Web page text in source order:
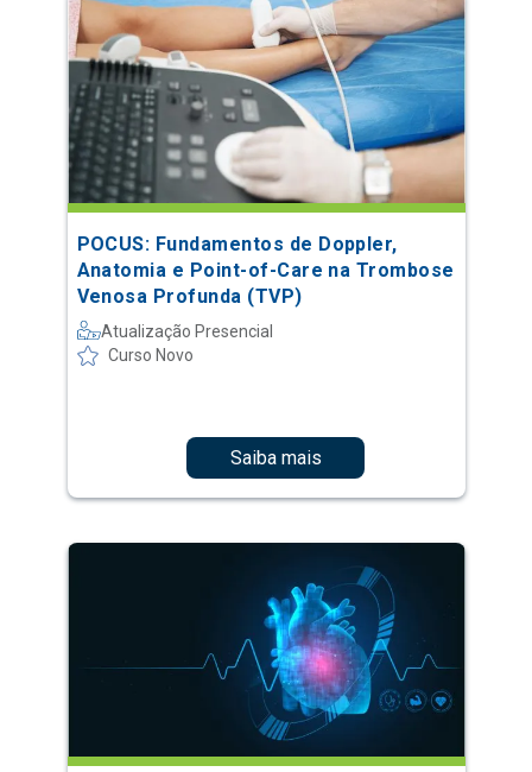
POCUS: Fundamentos de Doppler,
Anatomia e Point-of-Care na Trombose
Venosa Profunda (TVP)
Atualização Presencial
Curso Novo
Saiba mais